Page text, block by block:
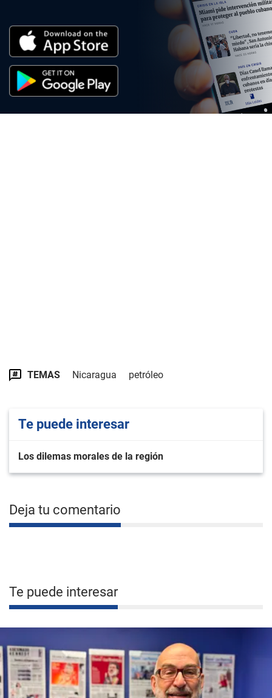
TEMAS Nicaragua petróleo
Te puede interesar
Los dilemas morales de la región
Deja tu comentario
Te puede interesar